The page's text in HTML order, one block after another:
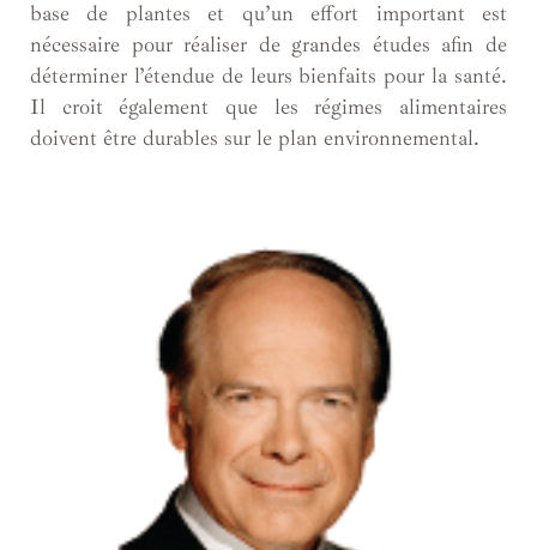
base de plantes et qu’un effort important est
nécessaire pour réaliser de grandes études afin de
déterminer l’étendue de leurs bienfaits pour la santé.
Il croit également que les régimes alimentaires
doivent être durables sur le plan environnemental.